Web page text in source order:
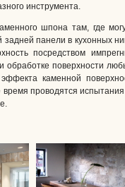
инструмента.
шпона там, где
задней панели в кухонных
посредством
обработке поверхности
каменной
проводятся испытания